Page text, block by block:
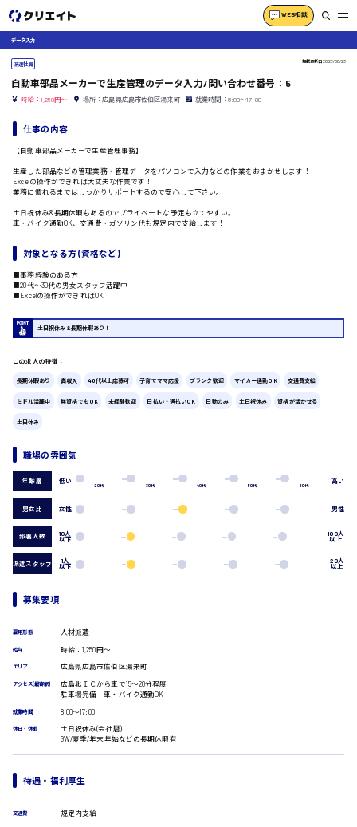
WEB相談
製造・軽作業・物流系
組立、加工
軽作業
フォークリフト
介護・医療系
介護職
看護助手
看護師
貿易事務
コールセンターオペレーター
一般事務
総務事務
経理事務
営業事務
受付事務
医療事務
翻訳、通訳
DTPオペレーター
CADオペレーター
WEBデザイナー
広島市安佐南区
時給1300円～
時給1400円～
データ入力
派遣社員 掲載更新日2026/06/23
自動車部品メーカーで生産管理のデータ入力/問い合わせ番号：5
時給：1,250円～ 場所：広島県広島市佐伯区湯来町 就業時間：8:00〜17:00
仕事の内容
【自動車部品メーカーで生産管理事務】
生産した部品などの管理業務・管理データをパソコンで入力などの作業をおまかせします！
Excelの操作ができれば大丈夫な作業です！
業務に慣れるまではしっかりサポートするので安心して下さい。
土日祝休み&長期休暇もあるのでプライベートな予定も立てやすい。
車・バイク通勤OK、交通費・ガソリン代も規定内で支給します！
対象となる方 (資格など)
■事務経験のある方
■20代〜30代の男女スタッフ活躍中
■Excelの操作ができればOK
土日祝休み&長期休暇あり！
この求人の特徴：
長期休暇あり 高収入 40代以上応募可 子育てママ応援 ブランク歓迎 マイカー通勤OK 交通費支給
ミドル活躍中 無資格でもOK 未経験歓迎 日払い・週払いOK 日勤のみ 土日祝休み 資格が活かせる
土日休み
職場の雰囲気
年齢層 低い
20代 30代 40代 50代 60代
高い
男女比 女性 男性
部署人数 10人
以下
100人
以上
派遣スタッフ 1人
以下
20人
以上
募集要項
雇用形態 人材派遣
給与 時給：1,250円～
エリア 広島県広島市佐伯区湯来町
アクセス(最寄駅)
広島北ＩＣから車で15〜20分程度
駐車場完備 車・バイク通勤OK
就業時間 8:00〜17:00
休日・休暇
土日祝休み(会社暦)
GW/夏季/年末年始などの長期休暇有
待遇・福利厚生
交通費 規定内支給